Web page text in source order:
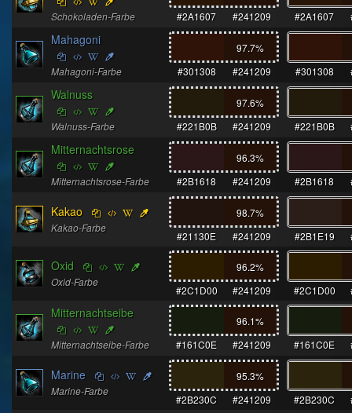
Schokoladen-Farbe
#2A1607
#241209 #2A1607
Mahagoni
Mahagoni-Farbe
97.7%
#301308
#241209 #301308
Walnuss
Walnuss-Farbe
97.6%
#221B0B
#241209 #221B0B
Mitternachtsrose
Mitternachtsrose-Farbe
96.3%
#2B1618
#241209 #2B1618
Kakao
Kakao-Farbe
98.7%
#21130E
#241209 #2B1E19
Oxid
Oxid-Farbe
96.2%
#2C1D00
#241209 #2C1D00
Mitternachtseibe
Mitternachtseibe-Farbe
96.1%
#161C0E
#241209 #161C0E
Marine
Marine-Farbe
95.3%
#2B230C
#241209 #2B230C